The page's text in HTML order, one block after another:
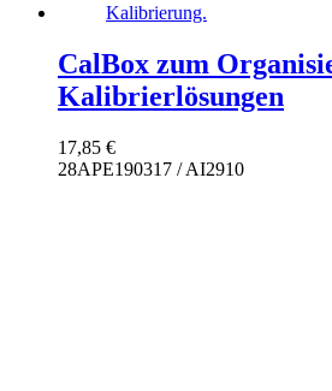
CalBox zum
Kalibrierlösungen
17,85 €
28APE190317 / AI2910